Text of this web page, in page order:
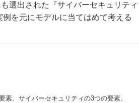
選出された『サイバーセキュリティ
を元にモデルに当てはめて考える
、サイバーセキュリティの3つの要素、